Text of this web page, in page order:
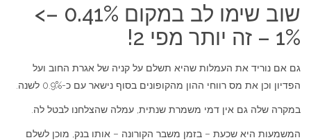
שוב שימו לב במקום 0.41% –>
1% – זה יותר מפי 2!
גם אם נוריד את העמלות שהיא תשלם על קניה של אגרת החוב ועל
הפדיון וכן את מס רווחי ההון מהקופונים בסוף נישאר עם כ-0.9% לשנה.
במקרה שלה גם אין דמי משמרת שנתית, עמלה שהצלחנו לבטל לה.
המשמעות היא שכעת – בזמן משבר הקורונה – אותו בנק, מוכן לשלם